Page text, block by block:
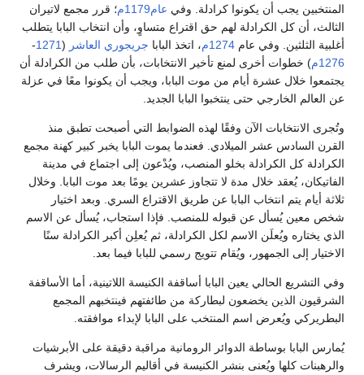
المنتخبين يجب أن يكونوا كرادلة. وفي عام1179م
؛ قرر مجمع لاتيران
الثالث، أن كل الكرادلة لهم حق اقتراع متساوٍ، وأن انتخاب البابا يتطلب
أغلبية الثلثين. وفي عام 1274م ، اتخذ البابا جريجوري العاشر (
1271
-
1276م
) خطوات أخرى لمنع تأخير الانتخابات، بأن طلب من الكرادلة أن
يجتمعوا خلال عشرة أيام من موت البابا، ويجب أن يكونوا معًا في عزلة
عن العالم الخارجي حتى ينتخبوا البابا الجديد.
وتُجرى الانتخابات الآن وفقًا لهذه الضوابط التي أصبحت تطبق منذ
القرن السادس عشر الميلادي. فعندما يموت البابا يخبر كبير كهنة مجمع
الكرادلة كل الكرادلة بخلو المنصب، ويُدْعون إلى اجتماع في مدينة
الفاتيكان، يُعقد خلال مدة لا تتجاوز عشرين يومًا بعد موت البابا. وخلال
ثلاثة أيام يتم انتخاب البابا عن طريق الاقتراع السري. وبعد اختيار
شخص معين يُسأل عن قبوله للمنصب. فإذا استجاب، يُسأل عن الاسم
الذي يختاره ويُعلَن الاسم لكل الكرادلة، ثم يُعلِن أكبر الكرادلة سنًا
الاختيار إلى الجمهور، ويُقام تتويج رسمي للبابا فيما بعد.
وفي التشريع الحالي يعين البابا أساقفة الكنيسة اللاتينية، أما الأساقفة
الشرقيون الذين يخضعون لبطاركة من طائفتهم فينتخبهم المجمع
البطريركي ويُعرض اسم المنتخب على البابا لإبداء موافقته.
يُمارس البابا بوساطة الدوائر الرومانية مراقبة دقيقة على الأبرشيات
والرهبنات كلها ويُعنى بنشر الكنيسة في أقاليم الرسالات، ويشرف